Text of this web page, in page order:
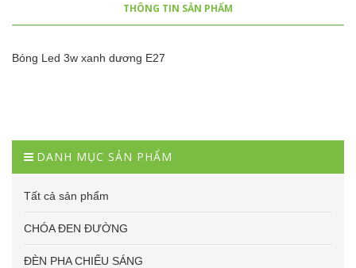
THÔNG TIN SẢN PHẨM
Bóng Led 3w xanh dương E27
DANH MỤC SẢN PHẨM
Tất cả sản phẩm
CHÓA ĐEN ĐƯỜNG
ĐÈN PHA CHIẾU SÁNG